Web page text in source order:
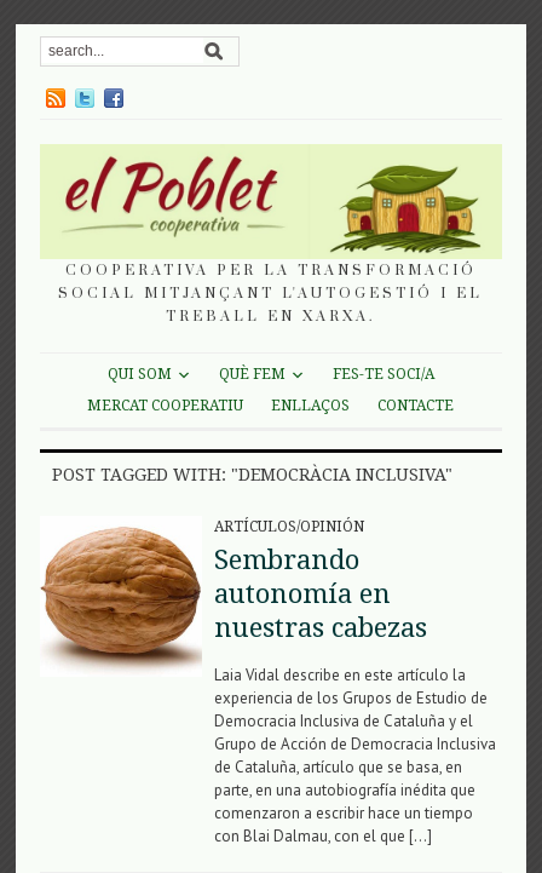
COOPERATIVA PER LA TRANSFORMACIÓ
SOCIAL MITJANÇANT L'AUTOGESTIÓ I EL
TREBALL EN XARXA.
QUI SOM QUÈ FEM
FES-TE SOCI/A
MERCAT COOPERATIU
ENLLAÇOS CONTACTE
POST TAGGED WITH: "DEMOCRÀCIA INCLUSIVA"
ARTÍCULOS/OPINIÓN
Sembrando
autonomía en
nuestras cabezas
Laia Vidal describe en este artículo la
experiencia de los Grupos de Estudio de
Democracia Inclusiva de Cataluña y el
Grupo de Acción de Democracia Inclusiva
de Cataluña, artículo que se basa, en
parte, en una autobiografía inédita que
comenzaron a escribir hace un tiempo
con Blai Dalmau, con el que […]